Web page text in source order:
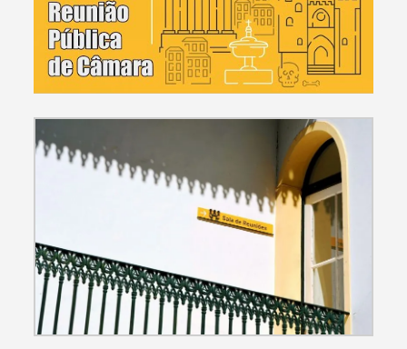
Categorias gerais